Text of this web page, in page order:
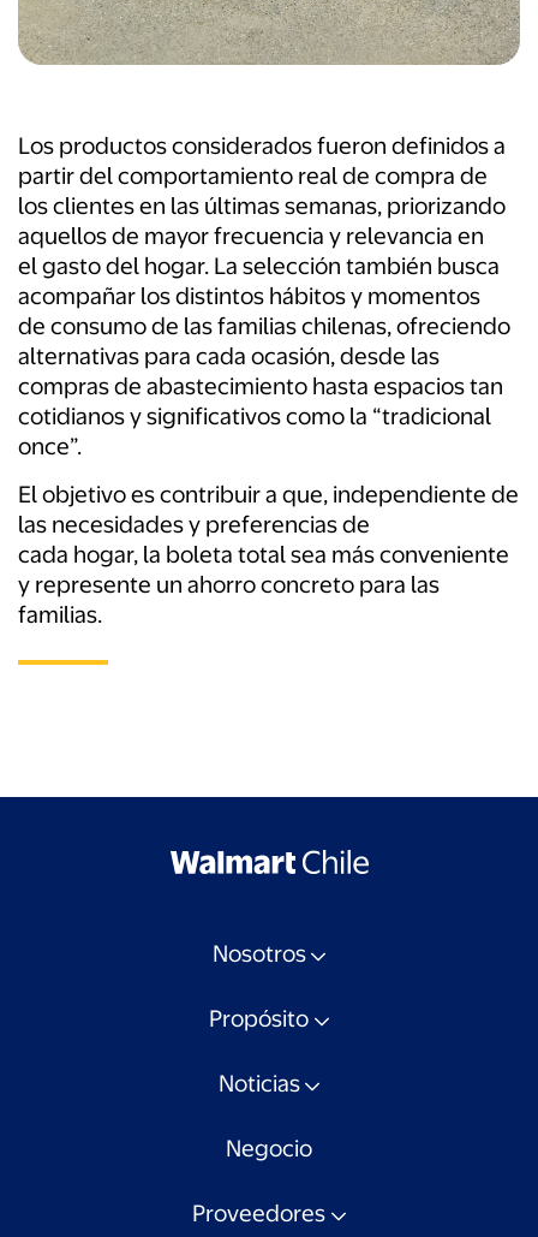
Los productos considerados fueron definidos a
partir del comportamiento real de compra de
los clientes en las últimas semanas, priorizando
aquellos de mayor frecuencia y relevancia en
el gasto del hogar. La selección también busca
acompañar los distintos hábitos y momentos
de consumo de las familias chilenas, ofreciendo
alternativas para cada ocasión, desde las
compras de abastecimiento hasta espacios tan
cotidianos y significativos como la “tradicional
once”.
El objetivo es contribuir a que, independiente de
las necesidades y preferencias de
cada hogar, la boleta total sea más conveniente
y represente un ahorro concreto para las
familias.
Nosotros
Propósito
Noticias
Negocio
Proveedores